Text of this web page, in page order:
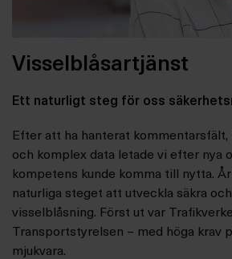
Visselblåsartjänst
Ett naturligt steg för oss
Efter att ha hanterat
och komplex data letade vi efter nya
kompetens kunde komma till nytta.
naturliga steget att utveckla säkra
visselblåsning. Först ut var
Transportstyrelsen – med höga krav
mjukvara.